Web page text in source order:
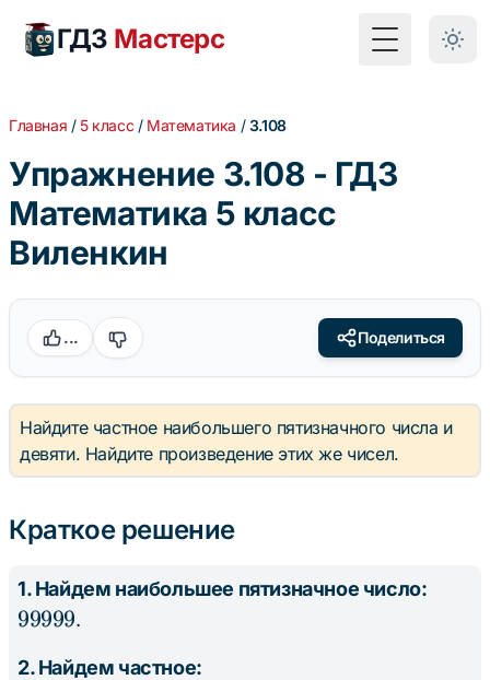
ГДЗ Мастерс Toggle Menu
Главная / 5 класс / Математика /3.108
Упражнение 3.108 - ГДЗ
Математика 5 класс
Виленкин
... Поделиться
Найдите частное наибольшего пятизначного числа и
девяти. Найдите произведение этих же чисел.
Краткое решение
1. Найдем наибольшее пятизначное число:
99999.
2. Найдем частное: